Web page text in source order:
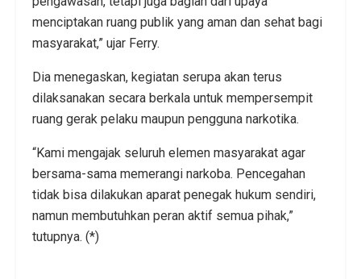
menciptakan ruang publik yang aman dan sehat bagi
masyarakat,” ujar Ferry.
Dia menegaskan, kegiatan serupa akan terus
dilaksanakan secara berkala untuk mempersempit
ruang gerak pelaku maupun pengguna narkotika.
“Kami mengajak seluruh elemen masyarakat agar
bersama-sama memerangi narkoba. Pencegahan
tidak bisa dilakukan aparat penegak hukum sendiri,
namun membutuhkan peran aktif semua pihak,”
tutupnya. (*)